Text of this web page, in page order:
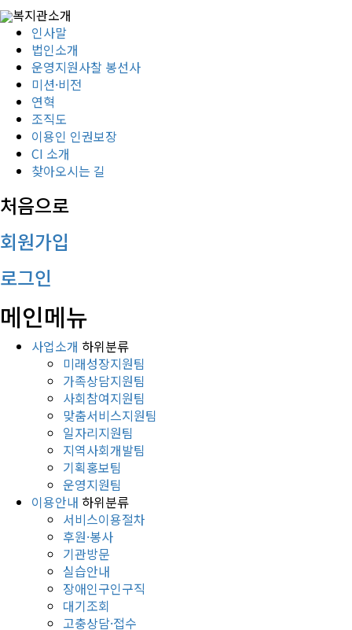
복지관소개
인사말
법인소개
운영지원사찰 봉선사
미션·비전
연혁
조직도
이용인 인권보장
CI 소개
찾아오시는 길
처음으로
회원가입
로그인
메인메뉴
사업소개 하위분류
미래성장지원팀
가족상담지원팀
사회참여지원팀
맞춤서비스지원팀
일자리지원팀
지역사회개발팀
기획홍보팀
운영지원팀
이용안내 하위분류
서비스이용절차
후원·봉사
기관방문
실습안내
장애인구인구직
대기조회
고충상담·접수